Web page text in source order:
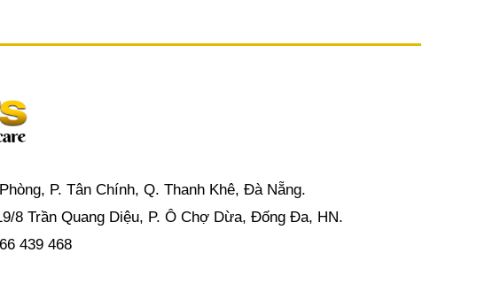
P. Tân Chính, Q. Thanh Khê, Đà Nẵng.
8 Trần Quang Diệu, P. Ô Chợ Dừa, Đống Đa, HN.
439 468